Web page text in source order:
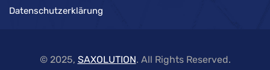
Datenschutzerklärung
© 2025, SAXOLUTION. All Rights Reserved.